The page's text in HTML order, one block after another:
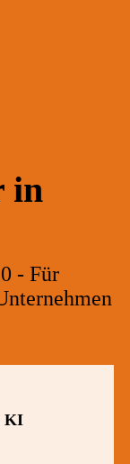
in
- Für
KI